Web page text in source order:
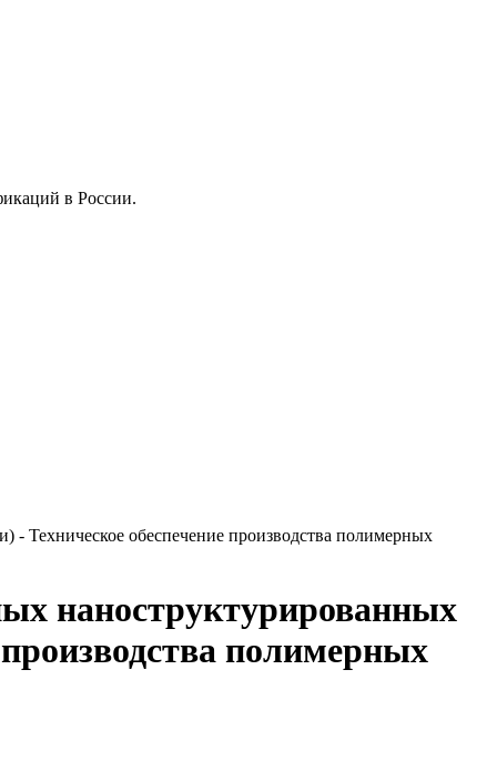
в России.
- Техническое обеспечение производства полимерных
наноструктурированных
полимерных